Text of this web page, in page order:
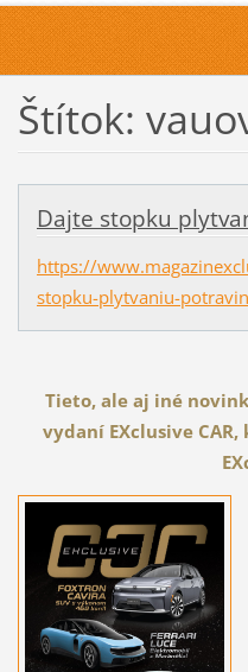
Štítok:
Dajte stopku
https://
stopku-plytvaniu-
Tieto, ale aj iné
vydaní EXclusive